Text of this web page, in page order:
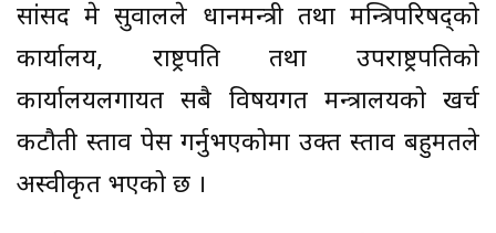
सांसद प्रेम सुवालले प्रधानमन्त्री तथा मन्त्रिपरिषद्को
कार्यालय, राष्ट्रपति तथा उपराष्ट्रपतिको
कार्यालयलगायत सबै विषयगत मन्त्रालयको खर्च
कटौती प्रस्ताव पेस गर्नुभएकोमा उक्त प्रस्ताव बहुमतले
अस्वीकृत भएको छ ।